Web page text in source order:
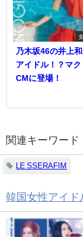
乃木坂46の井上
アイドル！？マ
CMに登場！
関連キーワード
LE SSERAFIM
韓国女性アイド